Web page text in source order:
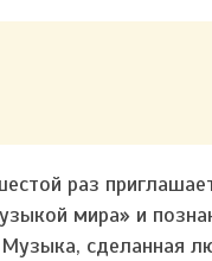
раз
мира» и
сделанная